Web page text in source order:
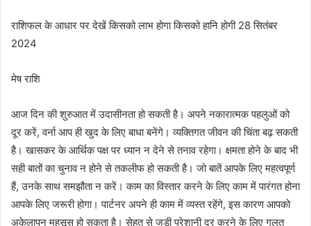
राशिफल के आधार पर देखें किसको लाभ होगा किसको हानि होगी 28 सितंबर
2024
मेष राशि
आज दिन की शुरुआत में उदासीनता हो सकती है। अपने नकारात्मक पहलुओं को
दूर करें, वर्ना आप ही खुद के लिए बाधा बनेंगे। व्यक्तिगत जीवन की चिंता बढ़ सकती
है। खासकर के आर्थिक पक्ष पर ध्यान न देने से तनाव रहेगा। क्षमता होने के बाद भी
सही बातों का चुनाव न होने से तकलीफ हो सकती है। जो बातें आपके लिए महत्वपूर्ण
हैं, उनके साथ समझौता न करें। काम का विस्तार करने के लिए काम में पारंगत होना
आपके लिए जरूरी होगा। पार्टनर अपने ही काम में व्यस्त रहेंगे, इस कारण आपको
अकेलापन महसूस हो सकता है। सेहत से जुड़ी परेशानी दूर करने के लिए गलत